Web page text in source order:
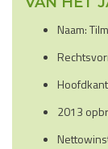
Naam:
2013